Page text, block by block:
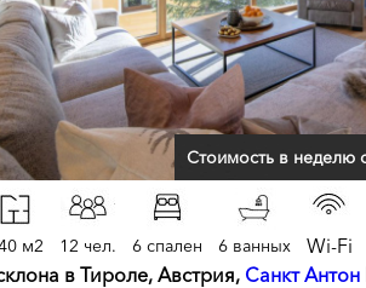
Стоимость в неделю
м2 12 чел. 6 спален 6 ванных
Wi-Fi
в Тироле, Австрия, Санкт Антон